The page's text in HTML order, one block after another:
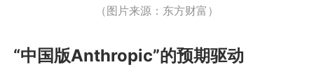
（图片来源：东方财富）
“中国版Anthropic”的预期驱动